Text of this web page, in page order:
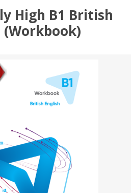
High B1 British
(Workbook)